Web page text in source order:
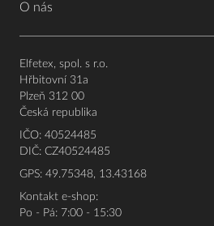
O nás
Elfetex, spol. s r.o.
Hřbitovní 31a
Plzeň 312 00
Česká republika
IČO: 40524485
DIČ: CZ40524485
GPS: 49.75348, 13.43168
Kontakt e-shop:
Po - Pá: 7:00 - 15:30